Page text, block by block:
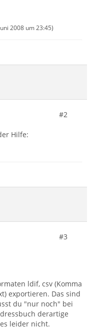
2008 um 23:45)
#2
Hilfe:
#3
ldif, csv (Komma
exportieren. Das sind
du "nur noch" bei
derartige
leider nicht.